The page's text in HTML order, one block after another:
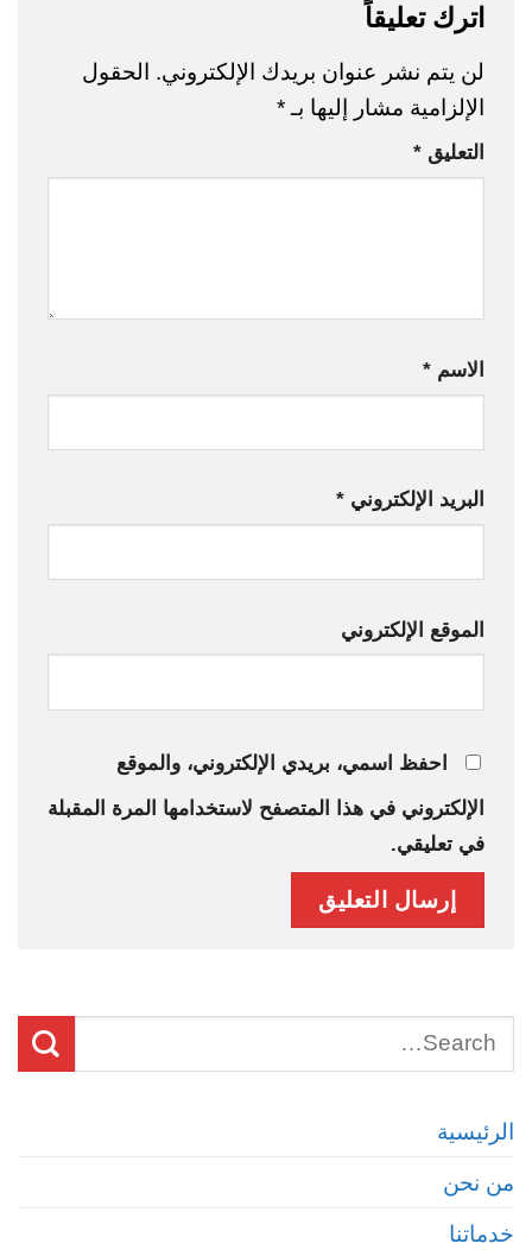
الرئيسية
من نحن
خدماتنا
اترك تعليقاً
لن يتم نشر عنوان بريدك الإلكتروني. الحقول
الإلزامية مشار إليها بـ*
التعليق *
الاسم *
البريد الإلكتروني *
الموقع الإلكتروني
احفظ اسمي، بريدي الإلكتروني، والموقع
الإلكتروني في هذا المتصفح لاستخدامها المرة المقبلة
في تعليقي.